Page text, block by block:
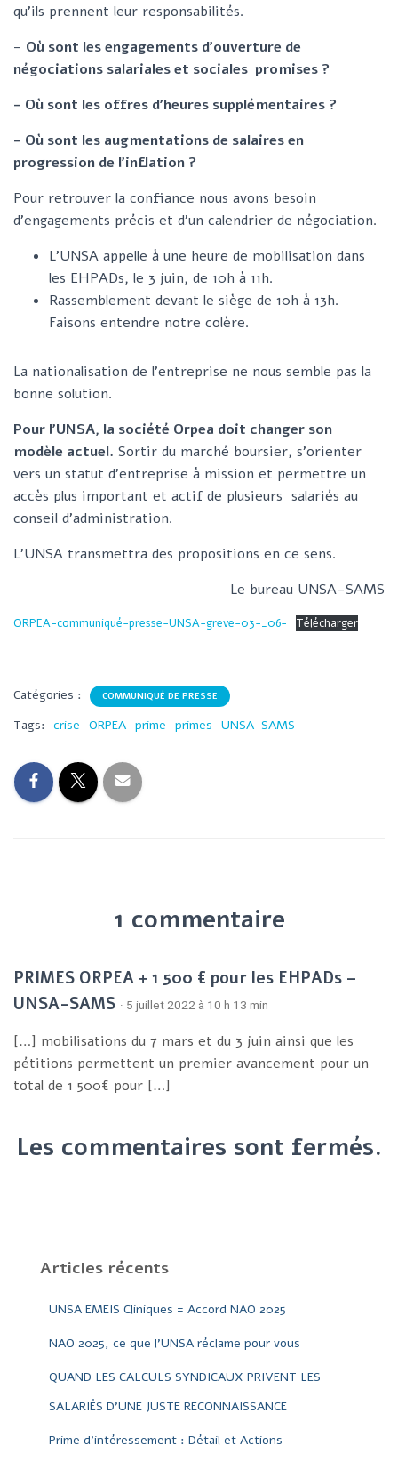
qu’ils prennent leur responsabilités.
– Où sont les engagements d’ouverture de
négociations salariales et sociales promises ?
– Où sont les offres d’heures supplémentaires ?
– Où sont les augmentations de salaires en
progression de l’inflation ?
Pour retrouver la confiance nous avons besoin
d’engagements précis et d’un calendrier de négociation.
L’UNSA appelle à une heure de mobilisation dans
les EHPADs, le 3 juin, de 10h à 11h.
Rassemblement devant le siège de 10h à 13h.
Faisons entendre notre colère.
La nationalisation de l’entreprise ne nous semble pas la
bonne solution.
Pour l’UNSA, la société Orpea doit changer son
modèle actuel. Sortir du marché boursier, s’orienter
vers un statut d’entreprise à mission et permettre un
accès plus important et actif de plusieurs salariés au
conseil d’administration.
L’UNSA transmettra des propositions en ce sens.
Le bureau UNSA-SAMS
ORPEA-communiqué-presse-UNSA-greve-03-_06- Télécharger
Catégories : COMMUNIQUÉ DE PRESSE
Tags: crise ORPEA prime primes UNSA-SAMS
1 commentaire
PRIMES ORPEA + 1 500 € pour les EHPADs –
UNSA-SAMS · 5 juillet 2022 à 10 h 13 min
[…] mobilisations du 7 mars et du 3 juin ainsi que les
pétitions permettent un premier avancement pour un
total de 1 500€ pour […]
Les commentaires sont fermés.
Articles récents
UNSA EMEIS Cliniques = Accord NAO 2025
NAO 2025, ce que l’UNSA réclame pour vous
QUAND LES CALCULS SYNDICAUX PRIVENT LES
SALARIÉS D’UNE JUSTE RECONNAISSANCE
Prime d’intéressement : Détail et Actions